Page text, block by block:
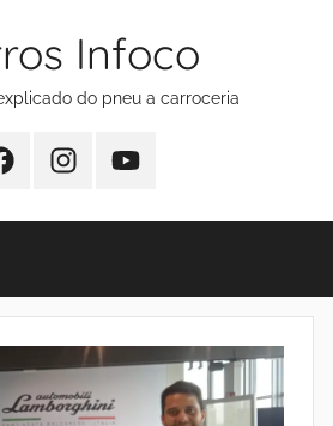
Infoco
do pneu a carroceria
InstagramYoutube